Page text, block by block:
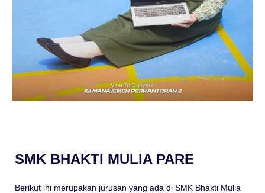
SMK BHAKTI MULIA PARE
Berikut ini merupakan jurusan yang ada di SMK Bhakti Mulia